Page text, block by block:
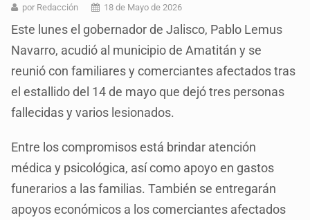
por Redacción 18 de Mayo de 2026
Este lunes el gobernador de Jalisco, Pablo Lemus
Navarro, acudió al municipio de Amatitán y se
reunió con familiares y comerciantes afectados tras
el estallido del 14 de mayo que dejó tres personas
fallecidas y varios lesionados.
Entre los compromisos está brindar atención
médica y psicológica, así como apoyo en gastos
funerarios a las familias. También se entregarán
apoyos económicos a los comerciantes afectados